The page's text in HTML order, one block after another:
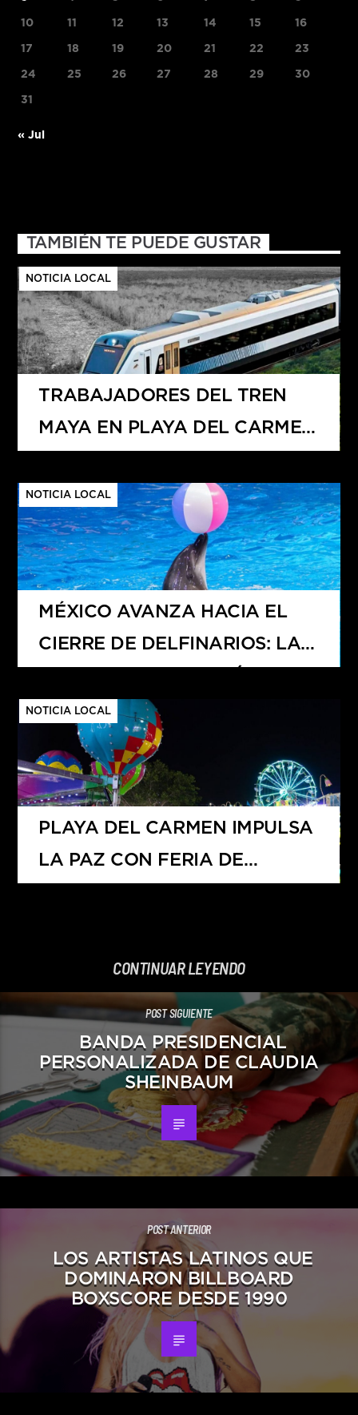
10 11 12 13 14 15 16
17 18 19 20 21 22 23
24 25 26 27 28 29 30
31
« Jul
TAMBIÉN TE PUEDE GUSTAR
NOTICIA LOCAL
TRABAJADORES DEL TREN
MAYA EN PLAYA DEL CARMEN
PAGO DE BONO PROMETIDO
NOTICIA LOCAL
MÉXICO AVANZA HACIA EL
CIERRE DE DELFINARIOS: LA
QUINTANA ROO CON LA
PÉRDIDA DE MÁS DE 1,800
EMPLEOS
NOTICIA LOCAL
PLAYA DEL CARMEN IMPULSA
LA PAZ CON FERIA DE
CONTINUAR LEYENDO
POST SIGUIENTE
BANDA PRESIDENCIAL
PERSONALIZADA DE CLAUDIA
SHEINBAUM
POST ANTERIOR
LOS ARTISTAS LATINOS QUE
DOMINARON BILLBOARD
BOXSCORE DESDE 1990